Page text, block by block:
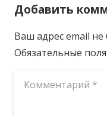
Добавить
Ваш адрес email не
Обязательные